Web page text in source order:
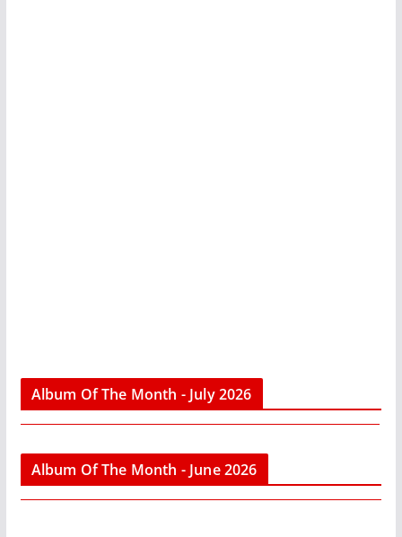
Album Of The Month - July 2026
Album Of The Month - June 2026